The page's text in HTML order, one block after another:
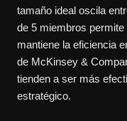
tamaño ideal oscila
de 5 miembros
mantiene la eficiencia
de McKinsey &
tienden a ser más
estratégico.